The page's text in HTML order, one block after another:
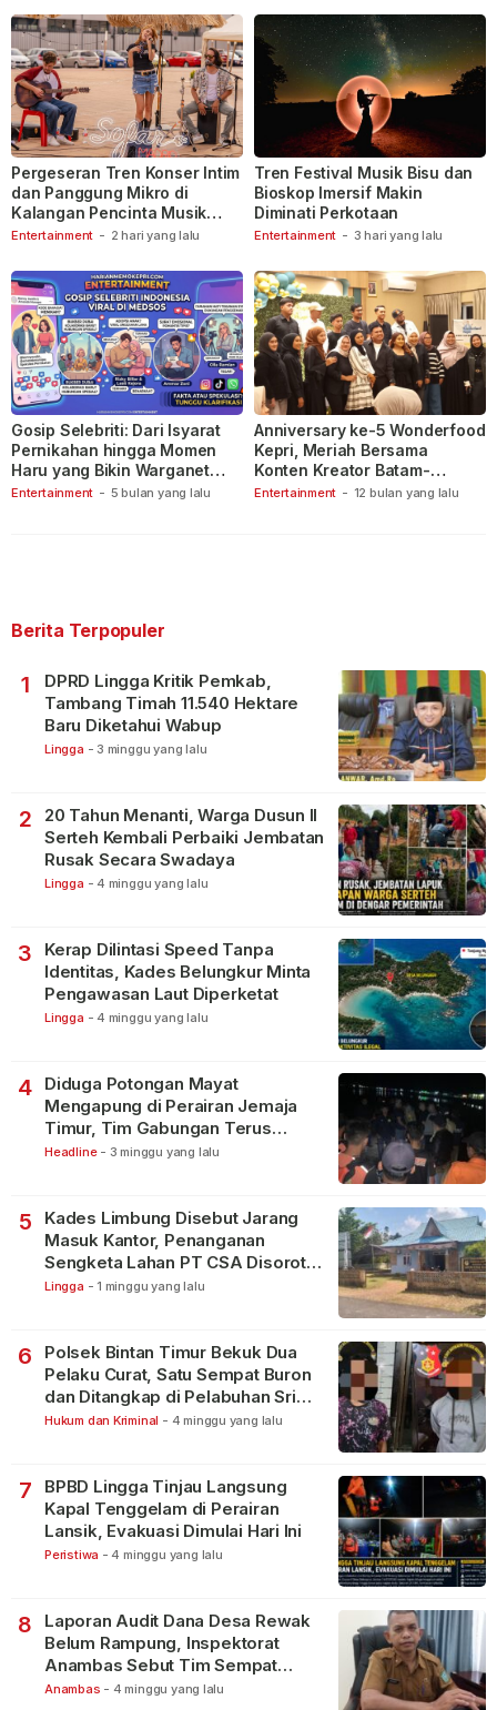
Entertainment - 2 hari yang lalu
Pergeseran Tren Konser Intim
dan Panggung Mikro di
Kalangan Pencinta Musik
Indonesia
Entertainment - 3 hari yang lalu
Tren Festival Musik Bisu dan
Bioskop Imersif Makin
Diminati Perkotaan
Entertainment - 5 bulan yang lalu
Gosip Selebriti: Dari Isyarat
Pernikahan hingga Momen
Haru yang Bikin Warganet
Berspekulasi
Entertainment - 12 bulan yang lalu
Anniversary ke-5 Wonderfood
Kepri, Meriah Bersama
Konten Kreator Batam-
Tanjungpinang
Berita Terpopuler
1
DPRD Lingga Kritik Pemkab,
Tambang Timah 11.540 Hektare
Baru Diketahui Wabup
Lingga - 3 minggu yang lalu
2
20 Tahun Menanti, Warga Dusun II
Serteh Kembali Perbaiki Jembatan
Rusak Secara Swadaya
Lingga - 4 minggu yang lalu
3
Kerap Dilintasi Speed Tanpa
Identitas, Kades Belungkur Minta
Pengawasan Laut Diperketat
Lingga - 4 minggu yang lalu
4
Diduga Potongan Mayat
Mengapung di Perairan Jemaja
Timur, Tim Gabungan Terus
Lakukan Pencarian
Headline - 3 minggu yang lalu
5
Kades Limbung Disebut Jarang
Masuk Kantor, Penanganan
Sengketa Lahan PT CSA Disorot
Warga
Lingga - 1 minggu yang lalu
6
Polsek Bintan Timur Bekuk Dua
Pelaku Curat, Satu Sempat Buron
dan Ditangkap di Pelabuhan Sri
Bintan Pura
Hukum dan Kriminal - 4 minggu yang lalu
7
BPBD Lingga Tinjau Langsung
Kapal Tenggelam di Perairan
Lansik, Evakuasi Dimulai Hari Ini
Peristiwa - 4 minggu yang lalu
8
Laporan Audit Dana Desa Rewak
Belum Rampung, Inspektorat
Anambas Sebut Tim Sempat
Terbagi Tangani Kasus Lain
Anambas - 4 minggu yang lalu